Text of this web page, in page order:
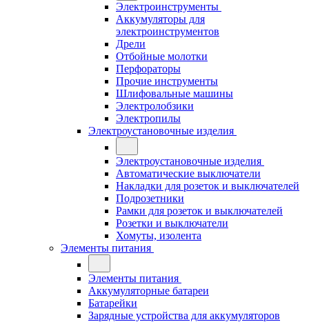
Электроинструменты
Аккумуляторы для
электроинструментов
Дрели
Отбойные молотки
Перфораторы
Прочие инструменты
Шлифовальные машины
Электролобзики
Электропилы
Электроустановочные изделия
Электроустановочные изделия
Автоматические выключатели
Накладки для розеток и выключателей
Подрозетники
Рамки для розеток и выключателей
Розетки и выключатели
Хомуты, изолента
Элементы питания
Элементы питания
Аккумуляторные батареи
Батарейки
Зарядные устройства для аккумуляторов